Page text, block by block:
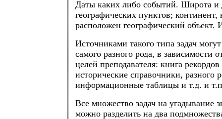
Даты каких либо событий. Широта и
географических пунктов; континент,
расположен географический объект.
Источниками такого типа задач
самого разного рода, в зависимости
целей преподавателя: книга
исторические справочники, разного
информационные таблицы и т.д. и
Все множество задач на угадывание
можно разделить на два